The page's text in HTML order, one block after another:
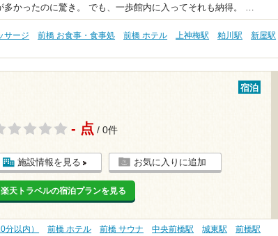
多かったのに驚き。 でも、一歩館内に入ってそれも納得。 …
サージ 前橋 お食事・食事処 前橋 ホテル 上神梅駅 粕川駅
新屋駅
宿泊
- 点 / 0件
施設情報を見る お気に入りに追加
楽天トラベルの宿泊プランを見る
分以内） 前橋 ホテル 前橋 サウナ 中央前橋駅 城東駅
前橋駅